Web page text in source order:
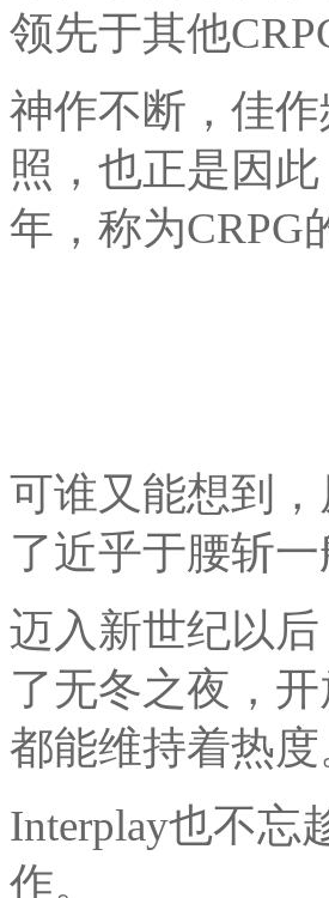
领先于其他
神作不断，佳
照，也正是因
年，称为CRPG
可谁又能想到
了近乎于腰斩
迈入新世纪以
了无冬之夜，
都能维持着热度
Interplay也不忘
作。